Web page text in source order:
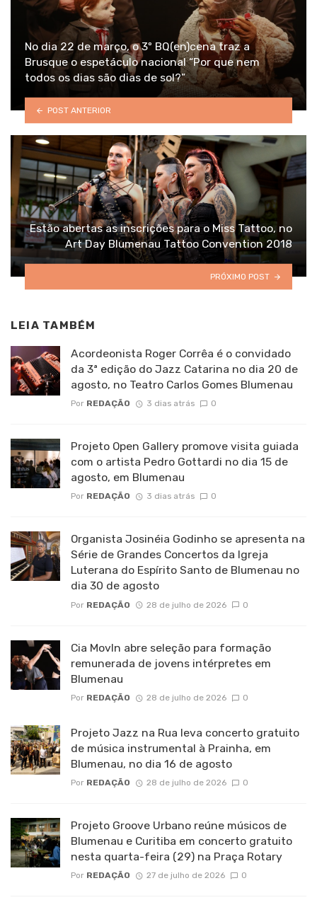
No dia 22 de março, o 3º BQ(en)cena traz a
Brusque o espetáculo nacional “Por que nem
todos os dias são dias de sol?”
POST ANTERIOR
Estão abertas as inscrições para o Miss Tattoo, no
Art Day Blumenau Tattoo Convention 2018
PRÓXIMO POST
LEIA TAMBÉM
Acordeonista Roger Corrêa é o convidado
da 3ª edição do Jazz Catarina no dia 20 de
agosto, no Teatro Carlos Gomes Blumenau
Por REDAÇÃO 3 dias atrás 0
Projeto Open Gallery promove visita guiada
com o artista Pedro Gottardi no dia 15 de
agosto, em Blumenau
Por REDAÇÃO 3 dias atrás 0
Organista Josinéia Godinho se apresenta na
Série de Grandes Concertos da Igreja
Luterana do Espírito Santo de Blumenau no
dia 30 de agosto
Por REDAÇÃO 28 de julho de 2026 0
Cia MovIn abre seleção para formação
remunerada de jovens intérpretes em
Blumenau
Por REDAÇÃO 28 de julho de 2026 0
Projeto Jazz na Rua leva concerto gratuito
de música instrumental à Prainha, em
Blumenau, no dia 16 de agosto
Por REDAÇÃO 28 de julho de 2026 0
Projeto Groove Urbano reúne músicos de
Blumenau e Curitiba em concerto gratuito
nesta quarta-feira (29) na Praça Rotary
Por REDAÇÃO 27 de julho de 2026 0